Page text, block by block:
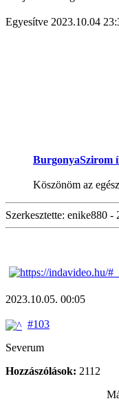
Egyesítve 2023.10.04
BurgonyaSzirom
Köszönöm az
Szerkesztette: enike880
2023.10.05. 00:05
#103
Severum
Hozzászólások: 2112